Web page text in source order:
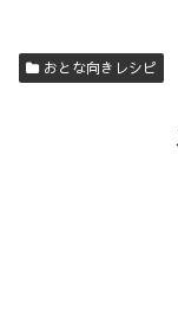
おとな向きレシピ